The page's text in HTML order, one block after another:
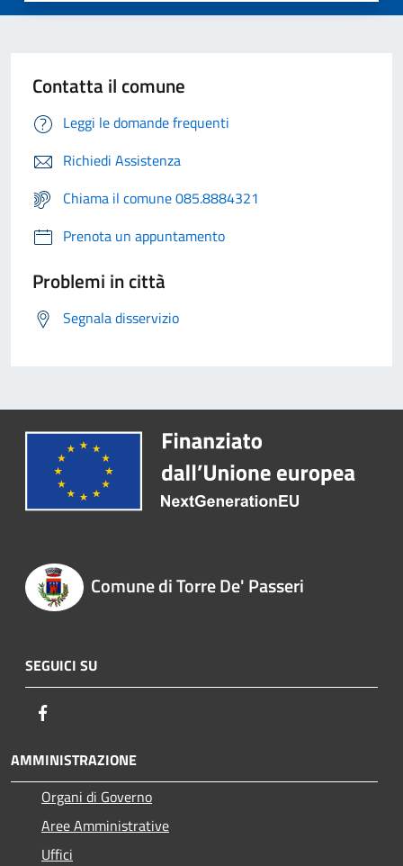
Contatta il comune
Leggi le domande frequenti
Richiedi Assistenza
Chiama il comune 085.8884321
Prenota un appuntamento
Problemi in città
Segnala disservizio
Comune di Torre De' Passeri
SEGUICI SU
AMMINISTRAZIONE
Organi di Governo
Aree Amministrative
Uffici